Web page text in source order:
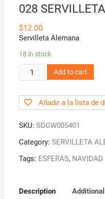
028
$12.00
Servilleta Alemana
18 in stock
SERVILLETA
quantity
Add to cart
Añadir a la lista de
SKU: SDGW005401
Category: SERVILLETA
Tags: ESFERAS, NAVIDAD
Description